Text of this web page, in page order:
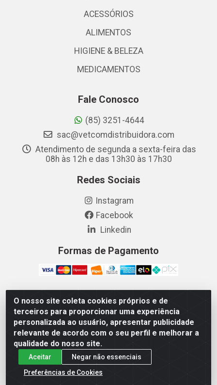
O nosso site coleta cookies próprios e de
terceiros para proporcionar uma experiência
personalizada ao usuário, apresentar publicidade
relevante de acordo com o seu perfil e melhorar a
qualidade do nosso site.
Aceitar
Negar não essenciais
Preferências de Cookies
ACESSÓRIOS
ALIMENTOS
HIGIENE & BELEZA
MEDICAMENTOS
Fale Conosco
(85) 3251-4644
sac@vetcomdistribuidora.com
Atendimento de segunda a sexta-feira das
08h às 12h e das 13h30 às 17h30
Redes Sociais
Instagram
Facebook
Linkedin
Formas de Pagamento
Vetcom Distribuidora de Rações LTDA - Rua Maximiano
Barreto, 1040 - Barroso, Fortaleza/CE - CEP 60.863-260
- CNPJ 26.133.872/0001-11